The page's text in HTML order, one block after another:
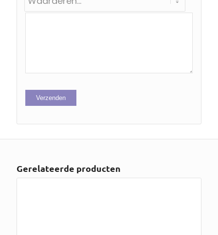
Gerelateerde producten